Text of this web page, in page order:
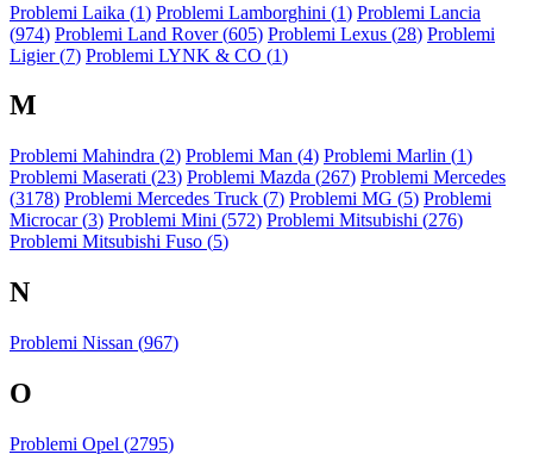
Problemi Laika (1) Problemi Lamborghini (1) Problemi Lancia
(974) Problemi Land Rover (605) Problemi Lexus (28) Problemi
Ligier (7) Problemi LYNK & CO (1)
M
Problemi Mahindra (2) Problemi Man (4) Problemi Marlin (1)
Problemi Maserati (23) Problemi Mazda (267) Problemi Mercedes
(3178) Problemi Mercedes Truck (7) Problemi MG (5) Problemi
Microcar (3) Problemi Mini (572) Problemi Mitsubishi (276)
Problemi Mitsubishi Fuso (5)
N
Problemi Nissan (967)
O
Problemi Opel (2795)